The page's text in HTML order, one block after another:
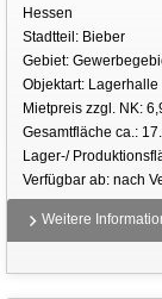
Hessen
Stadtteil: Bieber
Gebiet:
Objektart: Lagerhalle
Mietpreis zzgl. NK:
Gesamtfläche ca.:
Lager-/
Verfügbar ab: nach
Weitere